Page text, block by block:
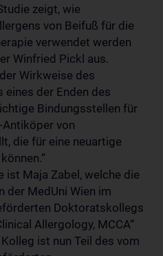
zeigt, wie
von Beifuß für die
verwendet werden
Winfried Pickl aus.
Wirkweise des
der Enden des
Bindungsstellen für
von
die für eine neuartige
ist Maja Zabel, welche die
der MedUni Wien im
Doktoratskollegs
Allergology, MCCA“
ist nun Teil des vom